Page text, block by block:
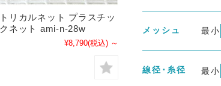
メッシュ 最小
線径･糸径 最小
トリカルネット プラスチッ
クネット ami-n-28w
¥8,790(税込) ～